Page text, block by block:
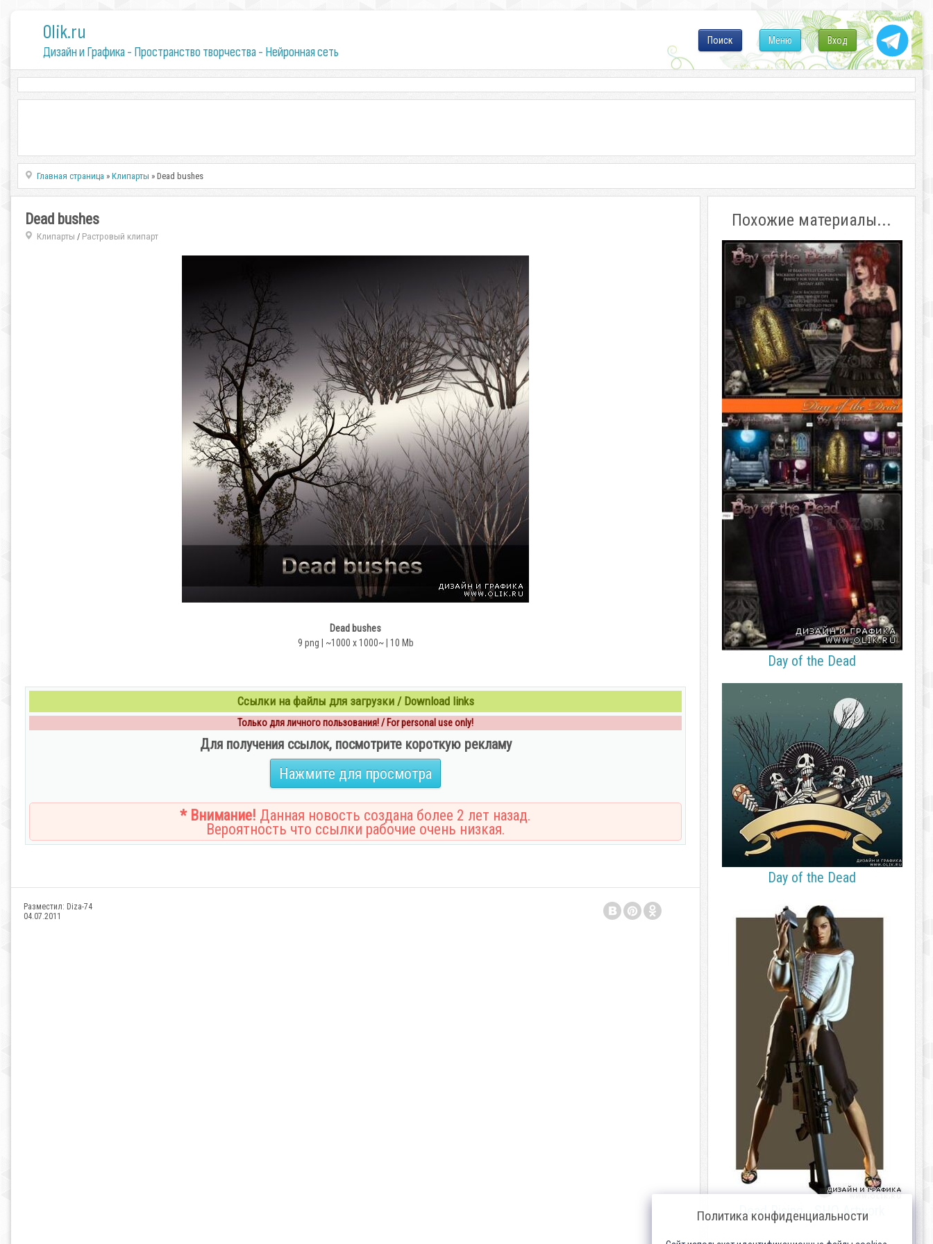
0lik.ru
Дизайн и Графика - Пространство творчества - Нейронная сеть
Вход
Меню
Поиск
Главная страница »Клипарты » Dead bushes
Dead bushes
Клипарты / Растровый клипарт
Dead bushes
9 png | ~1000 x 1000~ | 10 Mb
Ссылки на файлы для загрузки / Download links
Только для личного пользования! / For personal use only!
Для получения ссылок, посмотрите короткую рекламу
Нажмите для просмотра
* Внимание! Данная новость создана более 2 лет назад.
Вероятность что ссылки рабочие очень низкая.
Разместил: Diza-74
04.07.2011
Похожие материалы...
Day of the Dead
Day of the Dead
Dead Rising - SHQ Artwork
Политика конфиденциальности